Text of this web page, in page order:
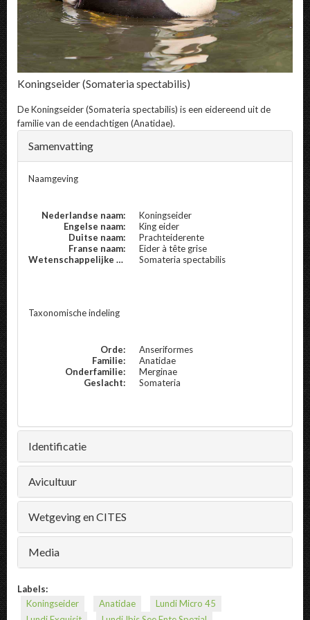
Koningseider(Somateria spectabilis)
DeKoningseider(Somateria spectabilis) is een eidereend uit de
familie van de eendachtigen (Anatidae).
Samenvatting
Naamgeving
Nederlandse naam:
Koningseider
Engelse naam:
King eider
Duitse naam:
Prachteiderente
Franse naam:
Eider à tête grise
Wetenschappelijke naam:
Somateria spectabilis
Taxonomische indeling
Orde:
Anseriformes
Familie:
Anatidae
Onderfamilie:
Merginae
Geslacht:
Somateria
Identificatie
Avicultuur
Wetgeving en CITES
Media
Labels:
Koningseider
Anatidae
Lundi Micro 45